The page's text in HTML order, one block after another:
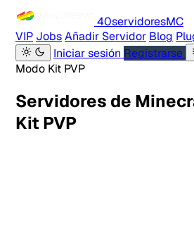
40servidoresMC
VIP JobsAñadir Servidor Blog
Iniciar sesión Registrarse
Modo Kit PVP
Servidores de
Kit PVP